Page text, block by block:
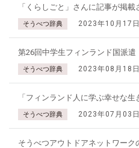
「くらしごと」さんに記事が掲載
そうべつ辞典 2023年10月17日
第26回中学生フィンランド国派
そうべつ辞典 2023年08月18日
「フィンランド人に学ぶ幸せな
そうべつ辞典 2023年07月03日
そうべつアウトドアネットワーク